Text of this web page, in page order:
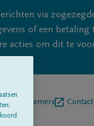
via
of een betaling
acties om dit te
Contact